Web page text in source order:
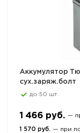
Аккумулятор
сух.заряж.болт
до 50 шт.
1 466 руб. —
1 570 руб. — при